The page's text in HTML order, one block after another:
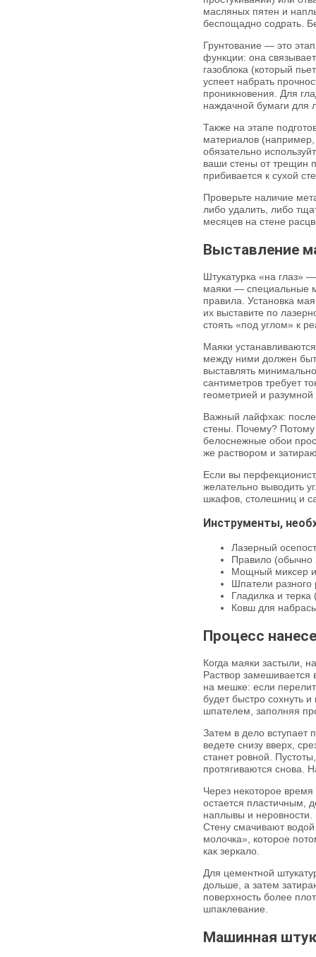
масляных пятен и
беспощадно содрать.
Грунтование — это
функции: она
газоблока (который
успеет набрать
проникновения. Для
наждачной бумаги для
Также на этапе
материалов
обязательно
ваши стены от трещин
прибивается к сухой
Проверьте наличие
либо удалить, либо
месяцев на стене
Выставление
Штукатурка «на глаз»
маяки — специальные
правила. Установка
их выставите по
стоять «под углом» к
Маяки
между ними должен
выставлять
сантиметров требует
геометрией и
Важный лайфхак: после
стены. Почему? Потому
белоснежные обои
же раствором и
Если вы
желательно выводить
шкафов, столешниц и
Инструменты,
Лазерный
Правило (обычно
Мощный миксер
Шпатели разного
Гладилка и
Ковш для
Процесс
Когда маяки застыли,
Раствор замешивается
на мешке: если
будет быстро сохнуть
шпателем, заполняя
Затем в дело вступает
ведете снизу вверх,
станет ровной.
протягиваются снова.
Через некоторое
остается пластичным,
наплывы и неровности.
Стену смачивают водой
молочка», которое
как зеркало.
Для цементной
дольше, а затем
поверхность более
шпаклевание.
Машинная